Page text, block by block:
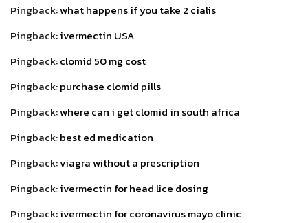
Pingback:what happens if you take 2 cialis
Pingback:ivermectin USA
Pingback:clomid 50 mg cost
Pingback:purchase clomid pills
Pingback:where can i get clomid in south africa
Pingback:best ed medication
Pingback:viagra without a prescription
Pingback:ivermectin for head lice dosing
Pingback:ivermectin for coronavirus mayo clinic